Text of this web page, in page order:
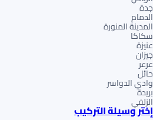
جدة
الدمام
المدينة المنورة
سكاكا
عنيزة
جيزان
عرعر
حائل
وادي الدواسر
بريدة
الزلفي
إختر وسيلة التركيب